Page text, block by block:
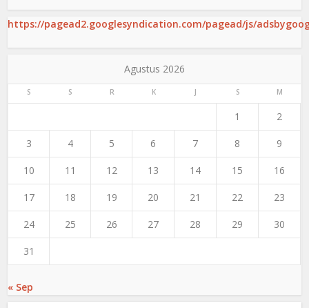
https://pagead2.googlesyndication.com/pagead/js/
Agustus 2026
S S R K J S M
1 2
3 4 5 6 7 8 9
10 11 12 13 14 15 16
17 18 19 20 21 22 23
24 25 26 27 28 29 30
31
« Sep